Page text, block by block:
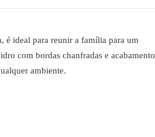
é ideal para reunir a família para um
com bordas chanfradas e acabamento
ambiente.